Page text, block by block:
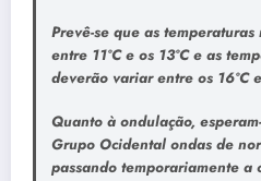
Prevê-se que as
entre 11ºC e os 13ºC e as
deverão variar entre os 16ºC
Quanto à ondulação,
Grupo Ocidental ondas de
passando temporariamente a